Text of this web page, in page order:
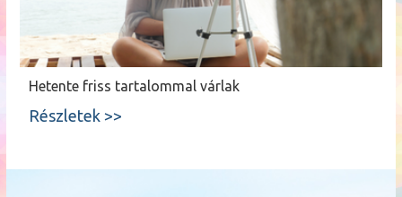
Hetente friss tartalommal várlak
Részletek >>